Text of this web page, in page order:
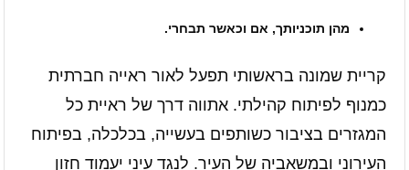
מהן תוכניותך, אם וכאשר תבחרי.
קריית שמונה בראשותי תפעל לאור ראייה חברתית
כמנוף לפיתוח קהילתי. אתווה דרך של ראיית כל
המגזרים בציבור כשותפים בעשייה, בכלכלה, בפיתוח
העירוני ובמשאביה של העיר. לנגד עיני יעמוד חזון